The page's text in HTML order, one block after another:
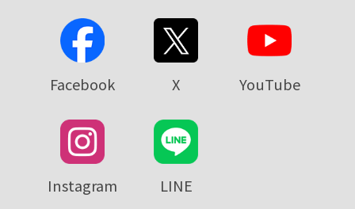
Facebook X YouTube
Instagram LINE